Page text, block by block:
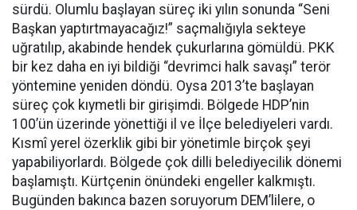
sürdü. Olumlu başlayan süreç iki yılın sonunda “Seni
Başkan yaptırtmayacağız!” saçmalığıyla sekteye
uğratılıp, akabinde hendek çukurlarına gömüldü. PKK
bir kez daha en iyi bildiği “devrimci halk savaşı” terör
yöntemine yeniden döndü. Oysa 2013’te başlayan
süreç çok kıymetli bir girişimdi. Bölgede HDP’nin
100’ün üzerinde yönettiği il ve İlçe belediyeleri vardı.
Kısmî yerel özerklik gibi bir yönetimle birçok şeyi
yapabiliyorlardı. Bölgede çok dilli belediyecilik dönemi
başlamıştı. Kürtçenin önündeki engeller kalkmıştı.
Bugünden bakınca bazen soruyorum DEM’lilere, o